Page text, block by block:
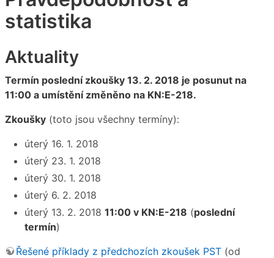
statistika
Aktuality
Termín poslední zkoušky 13. 2. 2018 je posunut na
11:00 a umístění změněno na KN:E-218.
Zkoušky (toto jsou všechny termíny):
úterý 16. 1. 2018
úterý 23. 1. 2018
úterý 30. 1. 2018
úterý 6. 2. 2018
úterý 13. 2. 2018 11:00 v KN:E-218 (poslední
termín)
Řešené příklady z předchozích zkoušek PST (od